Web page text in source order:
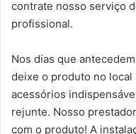
contrate nosso serviço
profissional.
Nos dias que
deixe o produto no local
acessórios
rejunte. Nosso
com o produto! A